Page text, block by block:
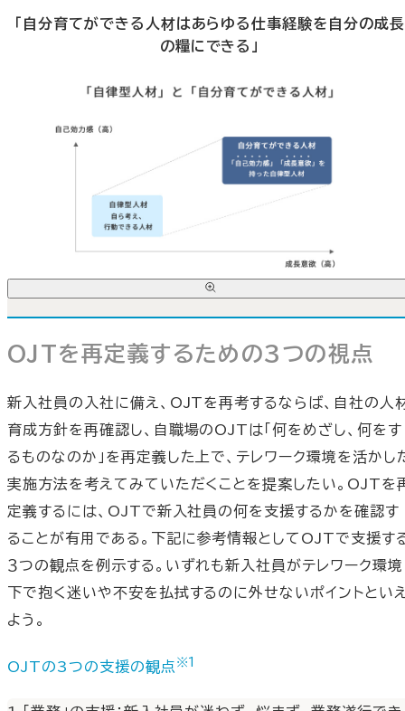
「自分育てができる人材はあらゆる仕事経験を自分の成長
の糧にできる」
OJTを再定義するための3つの視点
新入社員の入社に備え、OJTを再考するならば、自社の人
育成方針を再確認し、自職場のOJTは「何をめざし、何をす
るものなのか」を再定義した上で、テレワーク環境を活かし
実施方法を考えてみていただくことを提案したい。OJTを
定義するには、OJTで新入社員の何を支援するかを確認す
ることが有用である。下記に参考情報としてOJTで支援す
３つの観点を例示する。いずれも新入社員がテレワーク環境
下で抱く迷いや不安を払拭するのに外せないポイントとい
よう。
OJTの3つの支援の観点 ※1